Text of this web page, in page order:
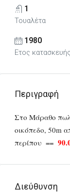
1
Τουαλέτα
1980
Ετος κατασκευής
Περιγραφή
Στο Μάραθο
οικόπεδο, 50m
περίπου == 9
Διεύθυνση